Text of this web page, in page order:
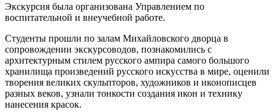
Экскурсия была организована Управлением по
воспитательной и внеучебной работе.
Студенты прошли по залам Михайловского дворца в
сопровождении экскурсоводов, познакомились с
архитектурным стилем русского ампира самого большого
хранилища произведений русского искусства в мире, оценили
творения великих скульпторов, художников и иконописцев
разных веков, узнали тонкости создания икон и технику
нанесения красок.